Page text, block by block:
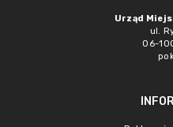
Urząd
ul.
06-